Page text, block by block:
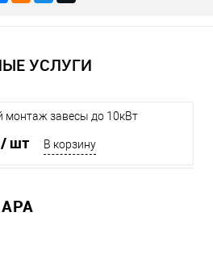
УСЛУГИ
монтаж завесы до 10кВт
/ шт В корзину